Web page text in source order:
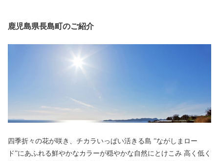
鹿児島県長島町のご紹介
四季折々の花が咲き、チカラいっぱい活きる島 ”ながしまロー
ド”にあふれる鮮やかなカラーが穏やかな自然にとけこみ 高く低く